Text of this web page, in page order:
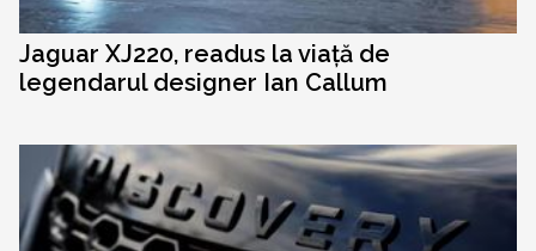
Jaguar XJ220, readus la viață de
legendarul designer Ian Callum